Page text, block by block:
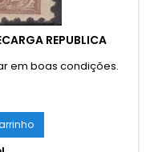
REPUBLICA
em boas condições.